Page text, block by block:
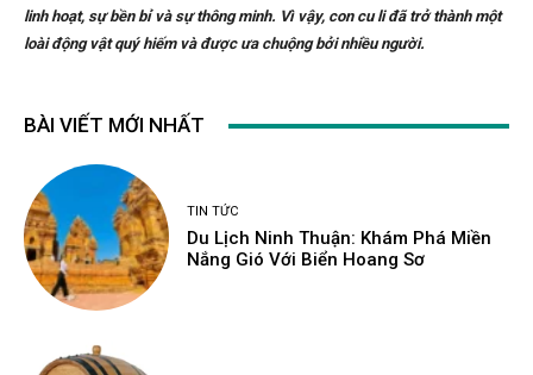
linh hoạt, sự bền bỉ và sự thông minh. Vì vậy, con cu li đã trở thành một
loài động vật quý hiếm và được ưa chuộng bởi nhiều người.
BÀI VIẾT MỚI NHẤT
TIN TỨC
Du Lịch Ninh Thuận: Khám Phá Miền
Nắng Gió Với Biển Hoang Sơ